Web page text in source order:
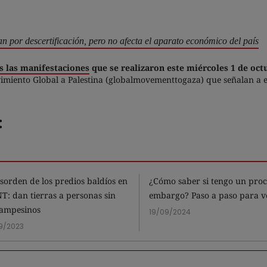
por descertificación, pero no afecta el aparato económico del país
las manifestaciones que se realizaron este miércoles 1 de
Global a Palestina (globalmovementtogaza) que señalan
de los predios baldíos en
dan tierras a personas sin
2023
¿Cómo saber si tengo un
embargo? Paso a paso para
19/09/2024